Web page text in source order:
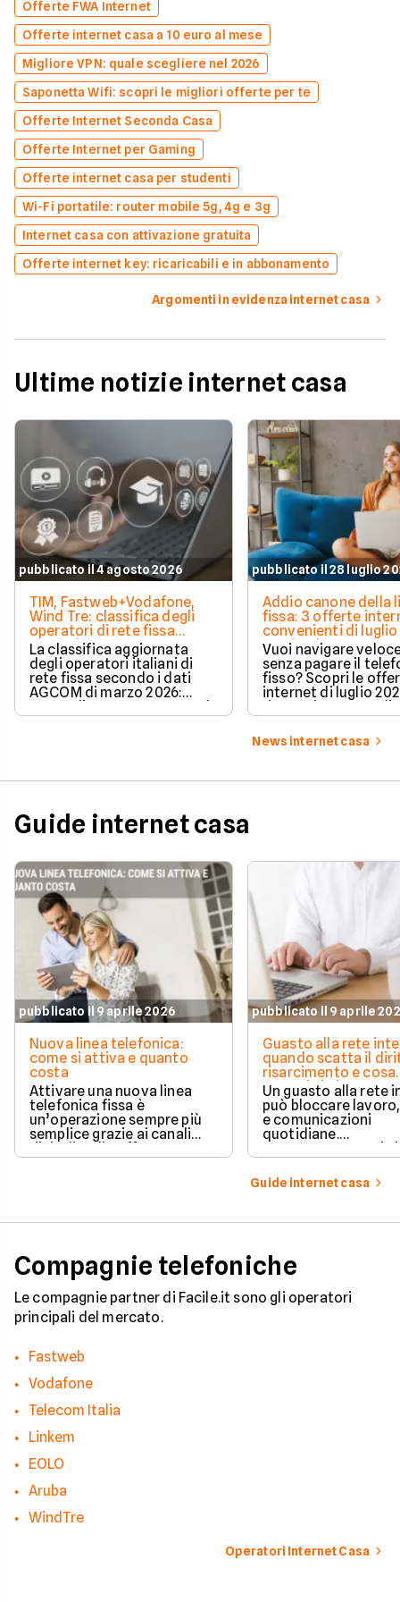
Offerte FWA Internet
Offerte internet casa a 10 euro al mese
Migliore VPN: quale scegliere nel 2026
Saponetta Wifi: scopri le migliori offerte per te
Offerte Internet Seconda Casa
Offerte Internet per Gaming
Offerte internet casa per studenti
Wi-Fi portatile: router mobile 5g, 4g e 3g
Internet casa con attivazione gratuita
Offerte internet key: ricaricabili e in abbonamento
Argomenti in evidenza internet casa
Ultime notizie internet casa
pubblicato il 4 agosto 2026
TIM, Fastweb+Vodafone,
Wind Tre: classifica degli
operatori di rete fissa
secondo AGCOM
La classifica aggiornata
degli operatori italiani di
rete fissa secondo i dati
AGCOM di marzo 2026:
quote di mercato, sorpassi
e new entry.
pubblicato il 28 luglio
Addio canone della
fissa: 3 offerte
convenienti di luglio
partire da 19,95€
Vuoi navigare
senza pagare il
fisso? Scopri le
internet di luglio
risparmiare e
tariffa perfetta per
News internet casa
Guide internet casa
pubblicato il 9 aprile 2026
Nuova linea telefonica:
come si attiva e quanto
costa
Attivare una nuova linea
telefonica fissa è
un’operazione sempre più
semplice grazie ai canali
digitali e alle offerte
integrate con internet casa.
pubblicato il 9 aprile
Guasto alla rete
quando scatta il
risarcimento e cosa
prevede la legge
Un guasto alla rete
può bloccare
e comunicazioni
quotidiane.
Fortunatamente, la
prevede strumenti
per ottenere un
risarcimento in
Guide internet casa
Compagnie telefoniche
Le compagnie partner di Facile.it sono gli operatori
principali del mercato.
Fastweb
Vodafone
Telecom Italia
Linkem
EOLO
Aruba
WindTre
Operatori Internet Casa